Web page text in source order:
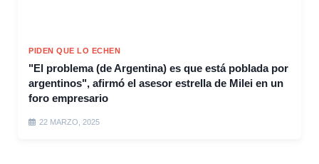
PIDEN QUE LO ECHEN
"El problema (de Argentina) es que está poblada por
argentinos", afirmó el asesor estrella de Milei en un
foro empresario
22 MARZO, 2025